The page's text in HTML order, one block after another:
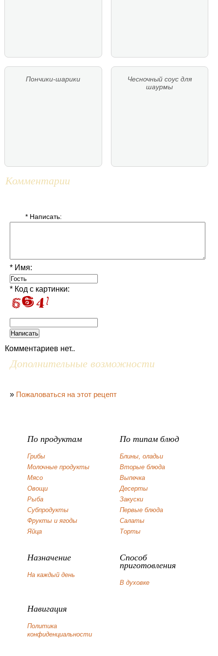
Пончики-шарики
Чесночный соус для
шаурмы
Комментарии
* Написать:
* Имя:
* Код с картинки:
Комментариев нет..
Дополнительные возможности
» Пожаловаться на этот рецепт
По продуктам
Грибы
Молочные продукты
Мясо
Овощи
Рыба
Субпродукты
Фрукты и ягоды
Яйца
По типам блюд
Блины, оладьи
Вторые блюда
Выпечка
Десерты
Закуски
Первые блюда
Салаты
Торты
Назначение
На каждый день
Способ
приготовления
В духовке
Навигация
Политика
конфиденциальности